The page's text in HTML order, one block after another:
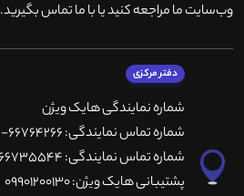
وب‌سایت ما مراجعه کنید یا با ما تماس بگیرید.
دفتر مرکزی
شماره نمایندگی هایک ویژن
شماره تماس نمایندگی: 66764266-66764236-66764257
شماره تماس نمایندگی: 66735544-66739116-66739127
پشتیبانی هایک ویژن: 09901200130